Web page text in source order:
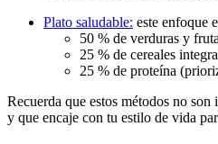
Plato saludable: este enfoque
50 % de verduras y
25 % de cereales
25 % de proteína
Recuerda que estos métodos no
y que encaje con tu estilo de vida